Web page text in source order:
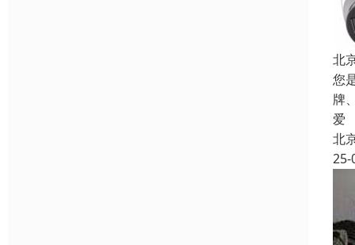
北
您
牌
爱
北
25-